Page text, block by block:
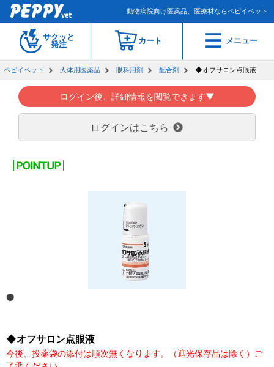
動物病院向け医薬品、医療材ならペピイベット
サクッと
発注
カート メニュー
ペピイベット 人体用医薬品 眼科用剤 配合剤 ◆オフサロン点眼液
ログイン後、詳細情報を閲覧できます▼
ログインはこちら
◆オフサロン点眼液
今後、投薬袋の添付は順次無くなります。（遮光保存品は除く）ご